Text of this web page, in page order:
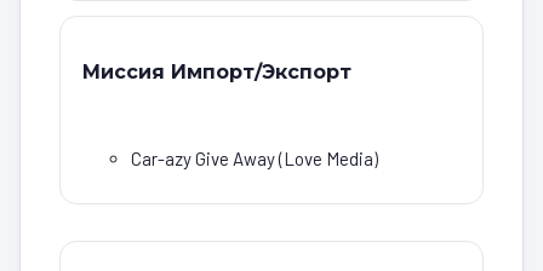
Миссия Импорт/Экспорт
Car-azy Give Away (Love Media)